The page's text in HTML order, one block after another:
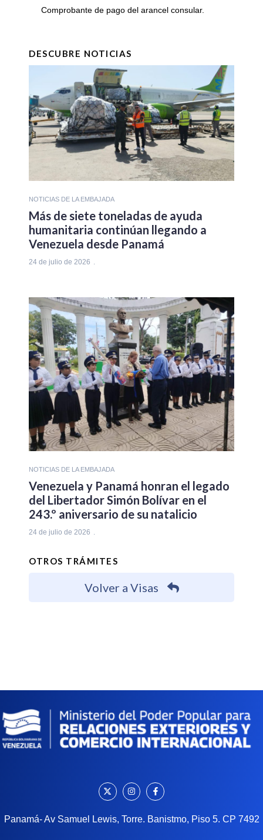
Comprobante de pago del arancel consular.
DESCUBRE NOTICIAS
NOTICIAS DE LA EMBAJADA
Más de siete toneladas de ayuda
humanitaria continúan llegando a
Venezuela desde Panamá
24 de julio de 2026
NOTICIAS DE LA EMBAJADA
Venezuela y Panamá honran el legado
del Libertador Simón Bolívar en el
243.º aniversario de su natalicio
24 de julio de 2026
OTROS TRÁMITES
Volver a Visas
Panamá- Av Samuel Lewis, Torre. Banistmo, Piso 5. CP 7492